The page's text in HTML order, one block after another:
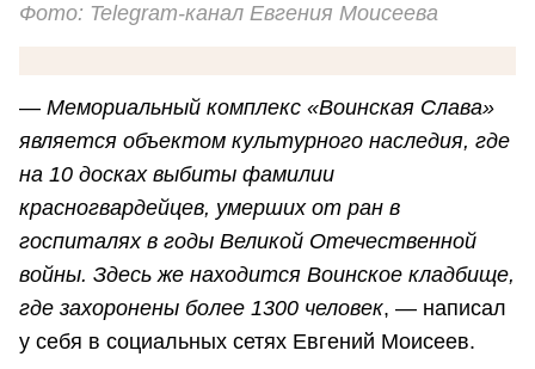
Фото: Telegram-канал Евгения Моисеева
— Мемориальный комплекс «Воинская Слава»
является объектом культурного наследия, где
на 10 досках выбиты фамилии
красногвардейцев, умерших от ран в
госпиталях в годы Великой Отечественной
войны. Здесь же находится Воинское кладбище,
где захоронены более 1300 человек, — написал
у себя в социальных сетях Евгений Моисеев.